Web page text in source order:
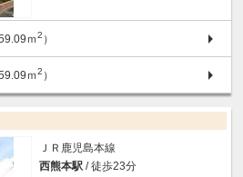
ｍ2 ）
ｍ2 ）
ＪＲ鹿児島本線
西熊本駅 / 徒歩23分